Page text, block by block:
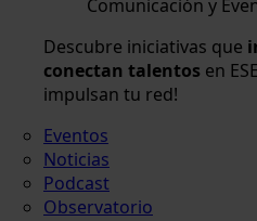
Comunicación y
Descubre iniciativas que
conectan talentos en
impulsan tu red!
Eventos
Noticias
Podcast
Observatorio